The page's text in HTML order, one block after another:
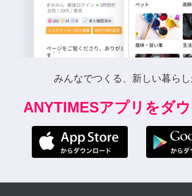
みんなでつくる、新しい暮らし
ANYTIMESアプリをダ